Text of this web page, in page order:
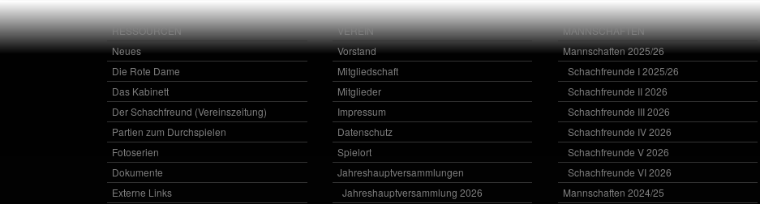
RESSOURCEN
Neues
Die Rote Dame
Das Kabinett
Der Schachfreund (Vereinszeitung)
Partien zum Durchspielen
Fotoserien
Dokumente
Externe Links
VEREIN
Vorstand
Mitgliedschaft
Mitglieder
Impressum
Datenschutz
Spielort
Jahreshauptversammlungen
Jahreshauptversammlung 2026
MANNSCHAFTEN
Mannschaften 2025/26
Schachfreunde I 2025/26
Schachfreunde II 2026
Schachfreunde III 2026
Schachfreunde IV 2026
Schachfreunde V 2026
Schachfreunde VI 2026
Mannschaften 2024/25